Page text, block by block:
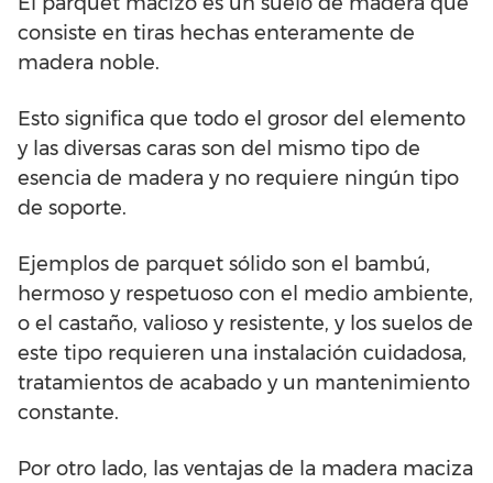
consiste en tiras hechas enteramente de
madera noble.
Esto significa que todo el grosor del elemento
y las diversas caras son del mismo tipo de
esencia de madera y no requiere ningún tipo
de soporte.
Ejemplos de parquet sólido son el bambú,
hermoso y respetuoso con el medio ambiente,
o el castaño, valioso y resistente, y los suelos de
este tipo requieren una instalación cuidadosa,
tratamientos de acabado y un mantenimiento
constante.
Por otro lado, las ventajas de la madera maciza